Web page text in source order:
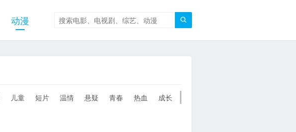

动漫
儿童 短片 温情 悬疑 青春 热血 成长